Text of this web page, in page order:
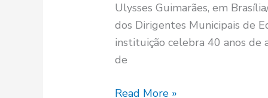
Ulysses Guimarães, em
dos Dirigentes Municipais de
instituição celebra 40 anos de
de
Read More »